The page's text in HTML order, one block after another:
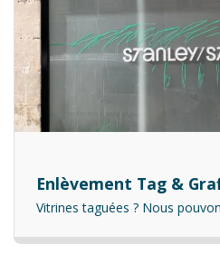
Enlèvement Tag &
Vitrines taguées ? Nous